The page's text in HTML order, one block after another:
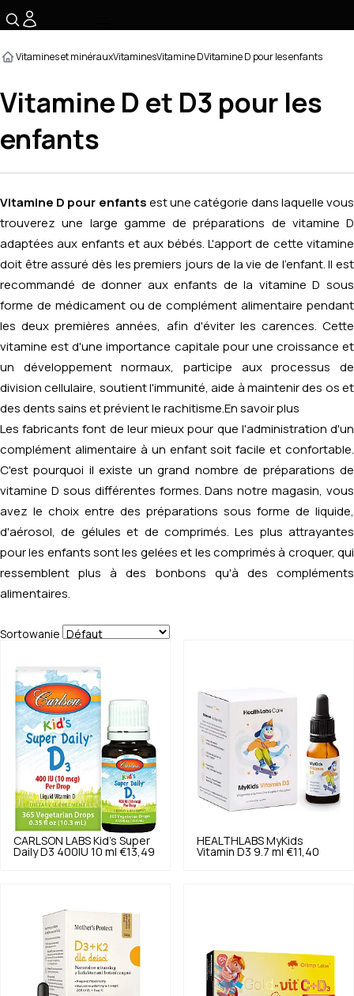
Vitamines et minérauxVitaminesVitamine DVitamine D pour les enfants
Vitamine D et D3 pour les
enfants
Vitamine D pour enfants est une catégorie dans laquelle vous
trouverez une large gamme de préparations de vitamine D
adaptées aux enfants et aux bébés. L'apport de cette vitamine
doit être assuré dès les premiers jours de la vie de l'enfant. Il est
recommandé de donner aux enfants de la vitamine D sous
forme de médicament ou de complément alimentaire pendant
les deux premières années, afin d'éviter les carences. Cette
vitamine est d'une importance capitale pour une croissance et
un développement normaux, participe aux processus de
division cellulaire, soutient l'immunité, aide à maintenir des os et
des dents sains et prévient le rachitisme. En savoir plus
Les fabricants font de leur mieux pour que l'administration d'un
complément alimentaire à un enfant soit facile et confortable.
C'est pourquoi il existe un grand nombre de préparations de
vitamine D sous différentes formes. Dans notre magasin, vous
avez le choix entre des préparations sous forme de liquide,
d'aérosol, de gélules et de comprimés. Les plus attrayantes
pour les enfants sont les gelées et les comprimés à croquer, qui
ressemblent plus à des bonbons qu'à des compléments
alimentaires.
Sortowanie
CARLSON LABS Kid's Super
Daily D3 400IU 10 ml €13,49
HEALTHLABS MyKids
Vitamin D3 9.7 ml €11,40